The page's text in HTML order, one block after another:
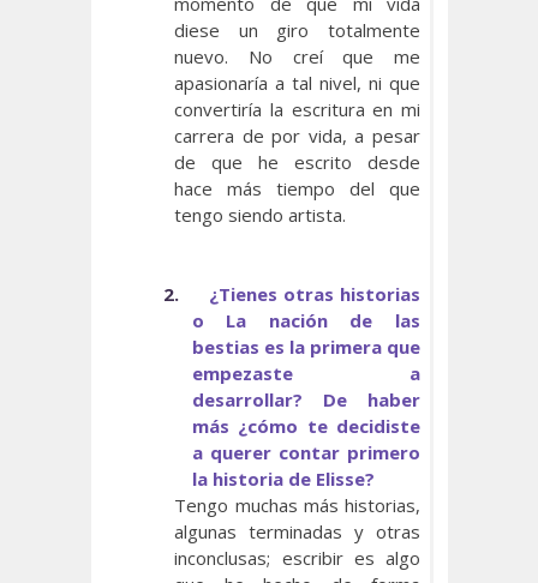
diese un giro totalmente
nuevo. No creí que me
apasionaría a tal nivel, ni que
convertiría la escritura en mi
carrera de por vida, a pesar
de que he escrito desde
hace más tiempo del que
tengo siendo artista.
2.
¿Tienes otras historias
o La nación de las
bestias es la primera que
empezaste a
desarrollar? De haber
más ¿cómo te decidiste
a querer contar primero
la historia de Elisse?
Tengo muchas más historias,
algunas terminadas y otras
inconclusas; escribir es algo